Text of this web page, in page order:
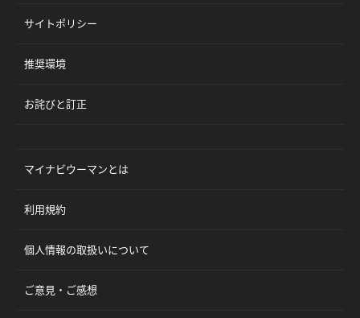
サイトポリシー
推奨環境
お詫びと訂正
マイナビウーマンとは
利用規約
個人情報の取扱いについて
ご意見・ご感想